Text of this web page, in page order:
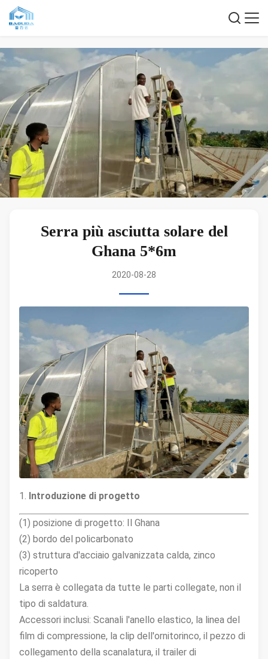
Serra più asciutta solare del
Ghana 5*6m
2020-08-28
1. Introduzione di progetto
(1) posizione di progetto: Il Ghana
(2) bordo del policarbonato
(3) struttura d'acciaio galvanizzata calda, zinco
ricoperto
La serra è collegata da tutte le parti collegate, non il
tipo di saldatura.
Accessori inclusi: Scanali l'anello elastico, la linea del
film di compressione, la clip dell'ornitorinco, il pezzo di
collegamento della scanalatura, il trailer di